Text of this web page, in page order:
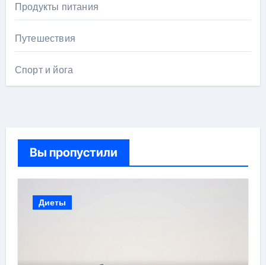
Продукты питания
Путешествия
Спорт и йога
Вы пропустили
Диеты